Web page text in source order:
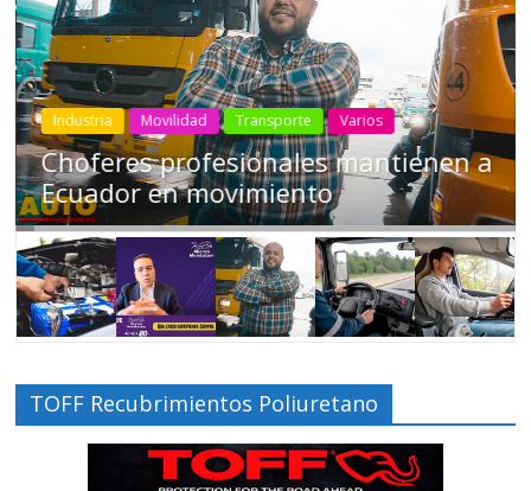
Industria Movilidad Transporte Varios
Choferes profesionales mantienen a
Ecuador en movimiento
TOFF Recubrimientos Poliuretano